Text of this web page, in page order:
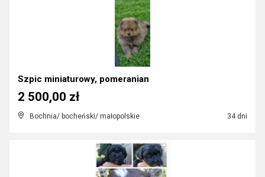
Szpic miniaturowy, pomeranian
Bochnia/ bocheński/ małopolskie 34 dni
2 500,00 zł